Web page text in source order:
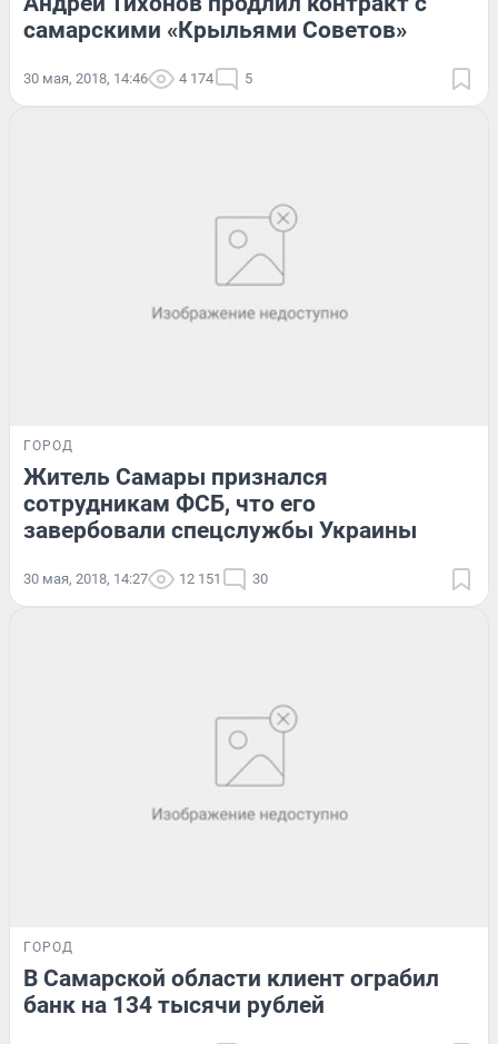
самарскими «Крыльями Советов»
30 мая, 2018, 14:46 4 174 5
ГОРОД
Житель Самары признался
сотрудникам ФСБ, что его
завербовали спецслужбы Украины
30 мая, 2018, 14:27 12 151 30
ГОРОД
В Самарской области клиент ограбил
банк на 134 тысячи рублей